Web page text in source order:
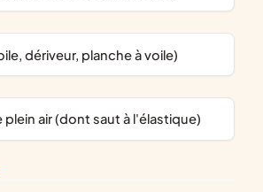
dériveur, planche à voile)
plein air (dont saut à l'élastique)